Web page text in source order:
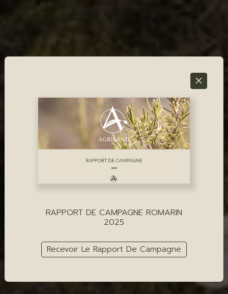
RAPPORT DE CAMPAGNE ROMARIN
2025
Recevoir Le Rapport De Campagne